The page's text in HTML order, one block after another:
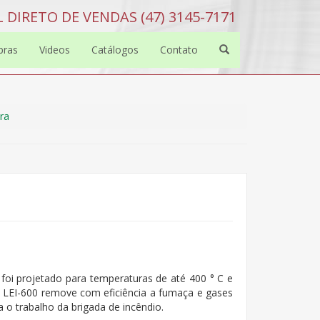
DIRETO DE VENDAS (47) 3145-7171
Videos Catálogos Contato
foi projetado para temperaturas de até 400 ° C e
LEI-600 remove com eficiência a fumaça e gases
trabalho da brigada de incêndio.